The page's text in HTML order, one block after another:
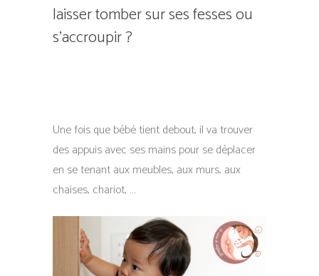
laisser tomber sur ses fesses ou
s’accroupir ?
Une fois que bébé tient debout, il va trouver
des appuis avec ses mains pour se déplacer
en se tenant aux meubles, aux murs, aux
chaises, chariot, …